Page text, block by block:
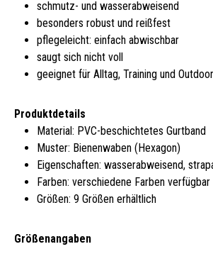
schmutz- und wasserabweisend
besonders robust und reißfest
pflegeleicht: einfach abwischbar
saugt sich nicht voll
geeignet für Alltag, Training und Outdoor
Produktdetails
Material: PVC-beschichtetes Gurtband
Muster: Bienenwaben (Hexagon)
Eigenschaften: wasserabweisend,
Farben: verschiedene Farben verfügbar
Größen: 9 Größen erhältlich
Größenangaben